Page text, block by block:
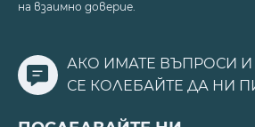
на взаимно доверие.
АКО ИМАТЕ ВЪПРОСИ
СЕ КОЛЕБАЙТЕ ДА НИ